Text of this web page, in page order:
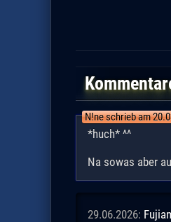
N!ne schrieb am
*huch* ^^
Na sowas aber
29.06.2026: